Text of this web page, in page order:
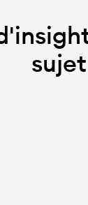
sujet